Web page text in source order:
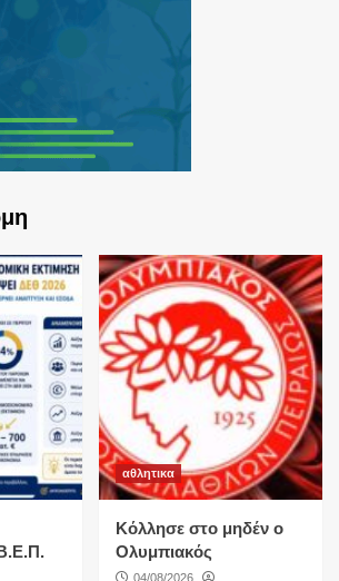
αθλητικα
Κόλλησε στο μηδέν ο
Ολυμπιακός
04/08/2026